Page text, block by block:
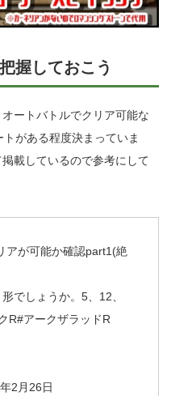
握しておこう
ートバトルでクリア可能な
がある程度決まっていま
載しているので参考にして
アが可能か確認part1(絶
でしょうか。5、12、
R#アークザラッドR
2月26日